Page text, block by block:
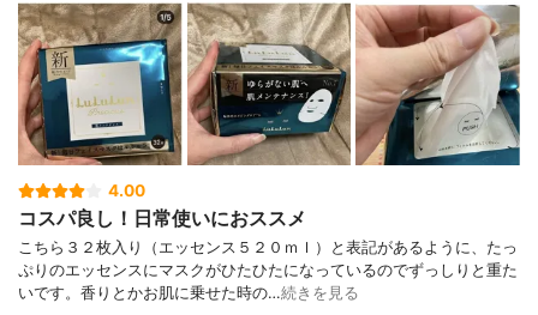
4.00
コスパ良し！日常使いにおススメ
こちら３２枚入り（エッセンス５２０ｍｌ）と表記があるように、たっ
ぷりのエッセンスにマスクがひたひたになっているのでずっしりと重た
いです。香りとかお肌に乗せた時の…続きを見る